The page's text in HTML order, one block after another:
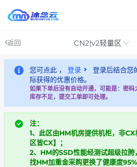
返回 CN2|v2轻量区
您可点此 ， 登录
登录后结合您
际获得的优惠价格。
如果下单后没有自动开通，可能是：密码
库存不足，提交工单即可处理。
注：
1、此区由HM机房提供机柜，非
区皆CX】
；
2、HM的SSD性能经测试超级拉
找HM加重金采购更换了健康度